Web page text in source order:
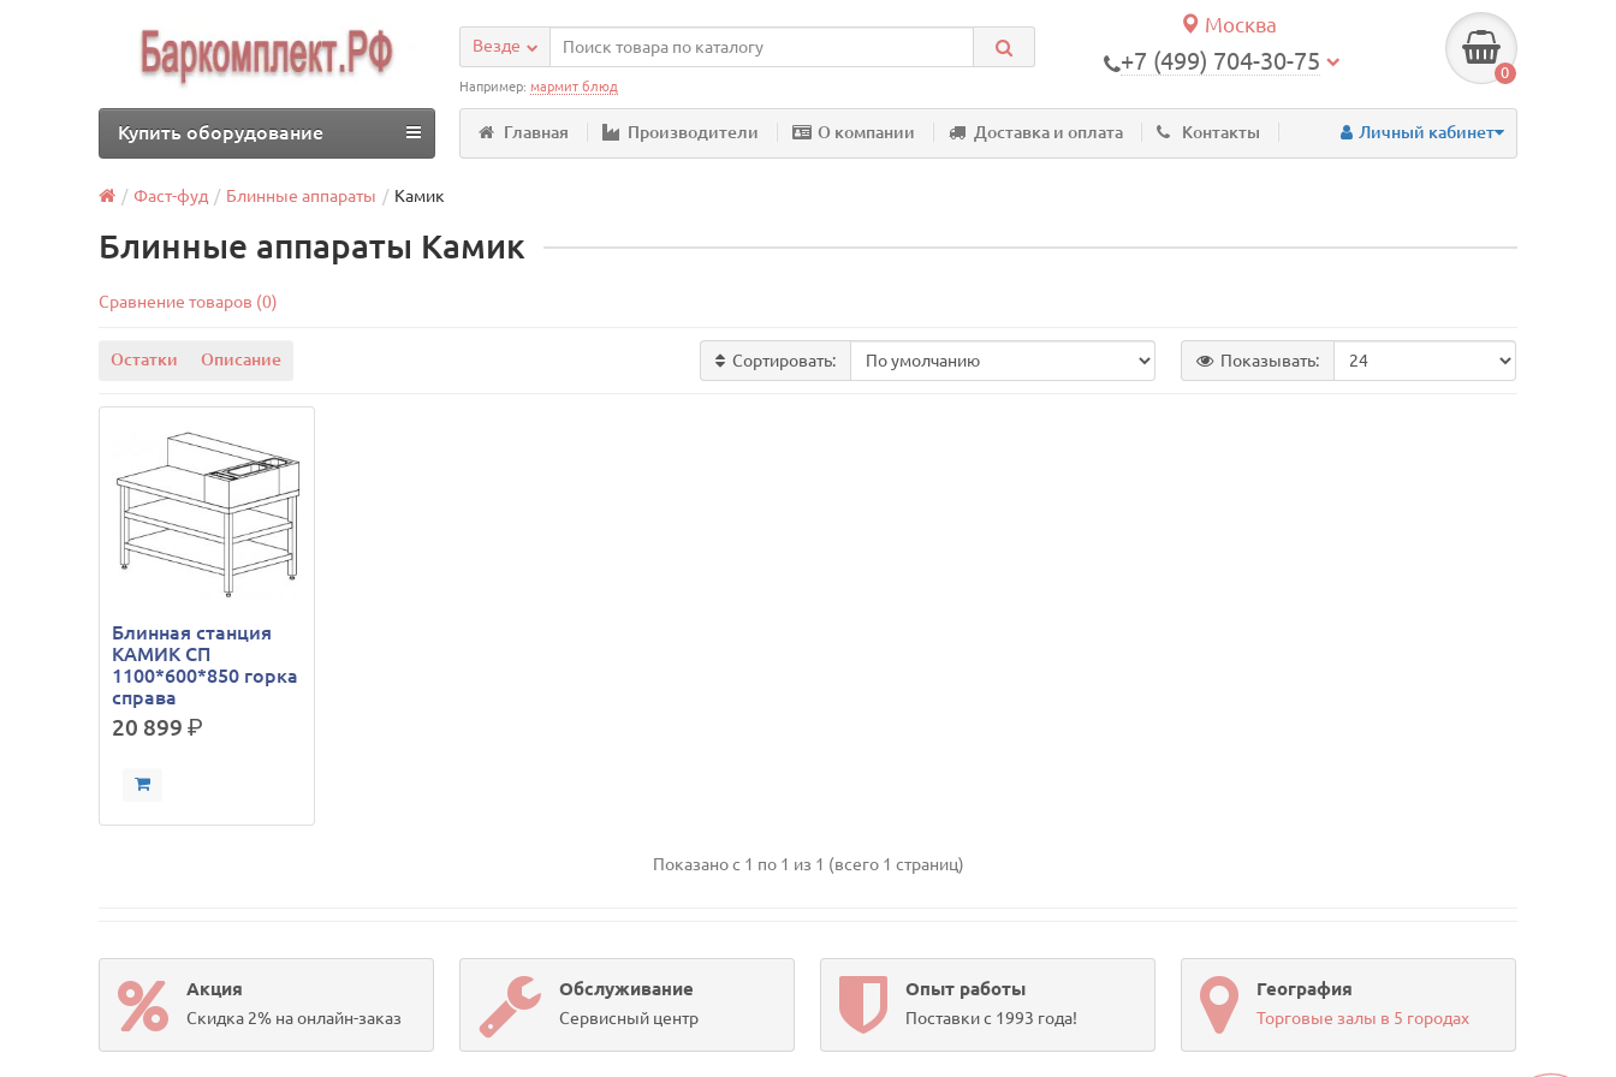
Москва
+7 (499) 704-30-75 0
Везде
Например:мармит блюд
Главная Производители О компании Доставка и оплата Контакты Личный кабинет
Купить оборудование
Фаст-фуд Блинные аппараты Камик
Блинные аппараты Камик
Сравнение товаров (0)
Остатки Описание Сортировать: Показывать:
Блинная станция
КАМИК СП
1100*600*850 горка
справа
20 899р.
Показано с 1 по 1 из 1 (всего 1 страниц)
Акция
Скидка 2% на онлайн-заказ
Обслуживание
Сервисный центр
Опыт работы
Поставки с 1993 года!
География
Торговые залы в 5 городах